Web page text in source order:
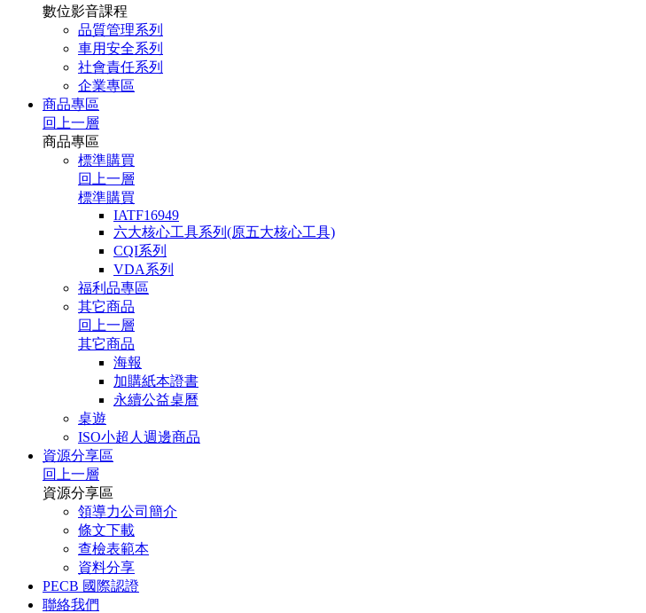
數位影音課程
品質管理系列
車用安全系列
社會責任系列
企業專區
商品專區
回上一層
商品專區
標準購買
回上一層
標準購買
IATF16949
六大核心工具系列(原五大核心工具)
CQI系列
VDA系列
福利品專區
其它商品
回上一層
其它商品
海報
加購紙本證書
永續公益桌曆
桌遊
ISO小超人週邊商品
資源分享區
回上一層
資源分享區
領導力公司簡介
條文下載
查檢表範本
資料分享
PECB 國際認證
聯絡我們